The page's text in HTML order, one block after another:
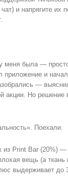
и напрягите их
меня была —
приложение и
—
акции. Но
Поехали.
Print Bar (20%) —
вещь (а
выдерживает до